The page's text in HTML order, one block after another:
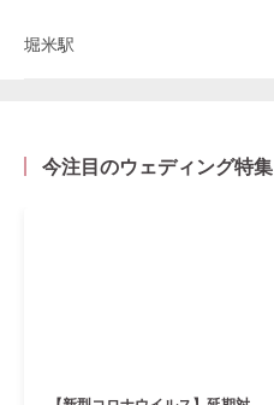
堀米駅
今注目のウェディング特集